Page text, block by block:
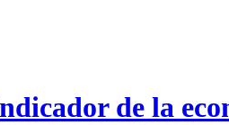
de la